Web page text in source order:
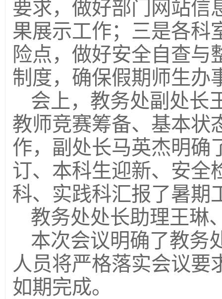
要求，做好部门网站信
果展示工作；三是各科
险点，做好安全自查与
制度，确保假期师生办
会上，教务处副处长
教师竞赛筹备、基本状
作，副处长马英杰明确
订、本科生迎新、安全
科、实践科汇报了暑期
教务处处长助理王琳
本次会议明确了教务
人员将严格落实会议要
如期完成。